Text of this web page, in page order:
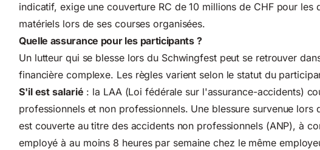
indicatif, exige une couverture RC de 10 millions de CHF pour les
matériels lors de ses courses organisées.
Quelle assurance pour les participants ?
Un lutteur qui se blesse lors du Schwingfest peut se retrouver
financière complexe. Les règles varient selon le statut du
S'il est salarié : la LAA (Loi fédérale sur l'assurance-accidents)
professionnels et non professionnels. Une blessure survenue lors
est couverte au titre des accidents non professionnels (ANP), à
employé à au moins 8 heures par semaine chez le même